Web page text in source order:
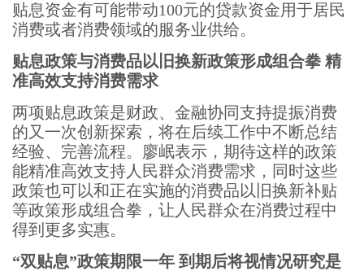
贴息资金有可能带动100元的贷款资金用于居民
消费或者消费领域的服务业供给。
贴息政策与消费品以旧换新政策形成组合拳 精
准高效支持消费需求
两项贴息政策是财政、金融协同支持提振消费
的又一次创新探索，将在后续工作中不断总结
经验、完善流程。廖岷表示，期待这样的政策
能精准高效支持人民群众消费需求，同时这些
政策也可以和正在实施的消费品以旧换新补贴
等政策形成组合拳，让人民群众在消费过程中
得到更多实惠。
“双贴息”政策期限一年 到期后将视情况研究是